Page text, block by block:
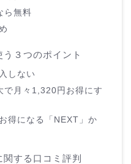
ら無料
３つのポイント
しない
で月々1,320円お得にす
得になる「NEXT」か
する口コミ評判